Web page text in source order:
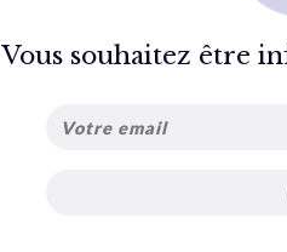
Vous souhaitez être